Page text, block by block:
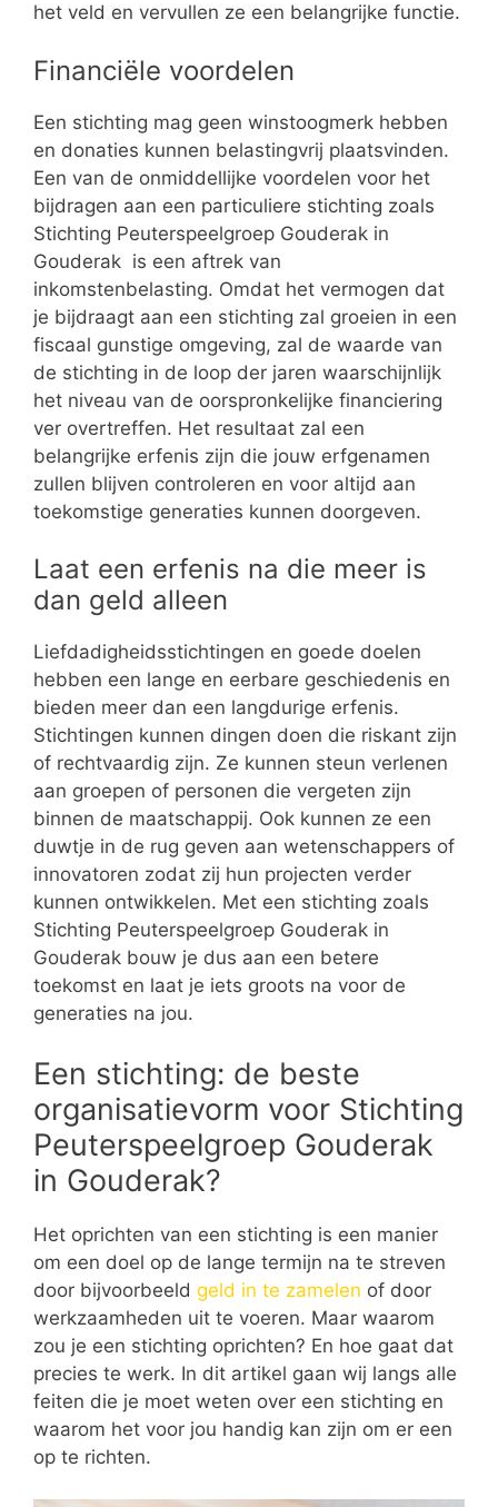
het veld en vervullen ze een belangrijke functie.
Financiële voordelen
Een stichting mag geen winstoogmerk hebben
en donaties kunnen belastingvrij plaatsvinden.
Een van de onmiddellijke voordelen voor het
bijdragen aan een particuliere stichting zoals
Stichting Peuterspeelgroep Gouderak in
Gouderak is een aftrek van
inkomstenbelasting. Omdat het vermogen dat
je bijdraagt aan een stichting zal groeien in een
fiscaal gunstige omgeving, zal de waarde van
de stichting in de loop der jaren waarschijnlijk
het niveau van de oorspronkelijke financiering
ver overtreffen. Het resultaat zal een
belangrijke erfenis zijn die jouw erfgenamen
zullen blijven controleren en voor altijd aan
toekomstige generaties kunnen doorgeven.
Laat een erfenis na die meer is
dan geld alleen
Liefdadigheidsstichtingen en goede doelen
hebben een lange en eerbare geschiedenis en
bieden meer dan een langdurige erfenis.
Stichtingen kunnen dingen doen die riskant zijn
of rechtvaardig zijn. Ze kunnen steun verlenen
aan groepen of personen die vergeten zijn
binnen de maatschappij. Ook kunnen ze een
duwtje in de rug geven aan wetenschappers of
innovatoren zodat zij hun projecten verder
kunnen ontwikkelen. Met een stichting zoals
Stichting Peuterspeelgroep Gouderak in
Gouderak bouw je dus aan een betere
toekomst en laat je iets groots na voor de
generaties na jou.
Een stichting: de beste
organisatievorm voor Stichting
Peuterspeelgroep Gouderak
in Gouderak?
Het oprichten van een stichting is een manier
om een doel op de lange termijn na te streven
door bijvoorbeeld geld in te zamelen of door
werkzaamheden uit te voeren. Maar waarom
zou je een stichting oprichten? En hoe gaat dat
precies te werk. In dit artikel gaan wij langs alle
feiten die je moet weten over een stichting en
waarom het voor jou handig kan zijn om er een
op te richten.